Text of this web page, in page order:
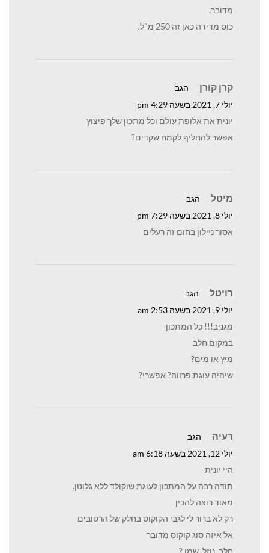
מדובר.
כוס מדידה כאן זה 250 מ"ל.
קרן קורן
הגב
יולי 7, 2021 בשעה 4:29 pm
יונית את אלופת עולם וכל מתכון שלך פיצוץ
אפשר להחליף לקמח שקדים?
מיטל
הגב
יולי 8, 2021 בשעה 7:29 pm
אסור ניילון בחום זה רעלים
רויטל
הגב
יולי 9, 2021 בשעה 2:53 am
מגניב!!! כל המתכון
במקום חלב
מיץ או מים?
שיהיה עוגת.פרווה? אפשרי?
רעיה
הגב
יולי 12, 2021 בשעה 6:18 am
היי יונית
תודה רבה על המתכון לעוגת שוקולד ללא גלוטן.
מאוד רוצה להכין
רק לא ברור לי לגבי הקוקוס בחלק של הרטובים
אל איזה סוג קוקוס מדובר